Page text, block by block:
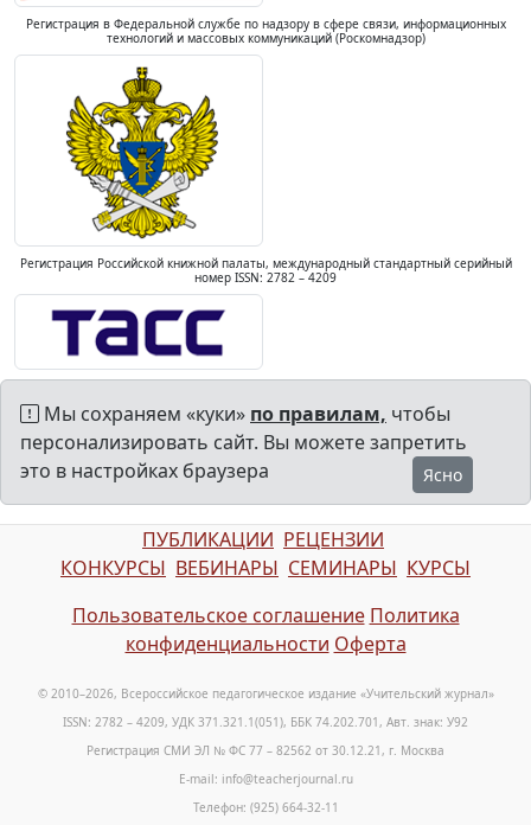
Регистрация в Федеральной службе по надзору в сфере связи, информационных
технологий и массовых коммуникаций (Роскомнадзор)
Регистрация Российской книжной палаты, международный стандартный серийный
номер ISSN: 2782 – 4209
Мы сохраняем «куки» по правилам, чтобы
персонализировать сайт. Вы можете запретить
это в настройках браузера
Ясно
ПУБЛИКАЦИИ РЕЦЕНЗИИ
КОНКУРСЫ ВЕБИНАРЫ СЕМИНАРЫ КУРСЫ
Пользовательское соглашение Политика
конфиденциальности Оферта
© 2010–2026, Всероссийское педагогическое издание «Учительский журнал»
ISSN: 2782 – 4209, УДК 371.321.1(051), ББК 74.202.701, Авт. знак: У92
Регистрация СМИ ЭЛ № ФС 77 – 82562 от 30.12.21, г. Москва
E-mail: info@teacherjournal.ru
Телефон: (925) 664-32-11